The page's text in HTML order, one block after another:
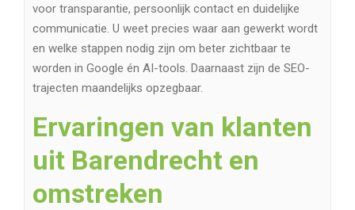
voor transparantie, persoonlijk contact en duidelijke
communicatie. U weet precies waar aan gewerkt wordt
en welke stappen nodig zijn om beter zichtbaar te
worden in Google én AI-tools. Daarnaast zijn de SEO-
trajecten maandelijks opzegbaar.
Ervaringen van klanten
uit Barendrecht en
omstreken